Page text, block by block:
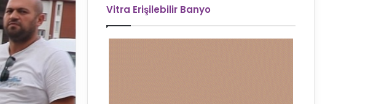
Vitra Erişilebilir Banyo